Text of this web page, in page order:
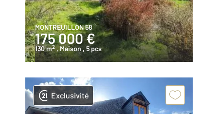
MONTREUILLON 58
175 000 €
130 m2 , Maison , 5 pcs
Exclusivité